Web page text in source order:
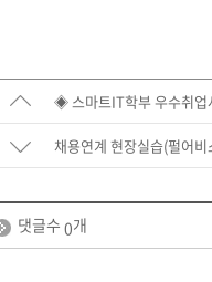
◈ 스마트IT학부 우수취
채용연계 현장실습(펄어비
댓글수 0개